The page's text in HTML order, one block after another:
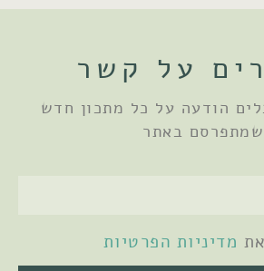
על קשר
הודעה על כל מתכון חדש
שמתפרסם באתר
מדיניות הפרטיות